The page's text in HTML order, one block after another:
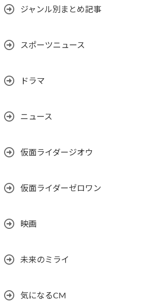
ジャンル別まとめ記事
スポーツニュース
ドラマ
ニュース
仮面ライダージオウ
仮面ライダーゼロワン
映画
未来のミライ
気になるCM